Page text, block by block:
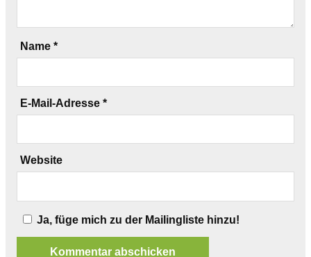
Name *
E-Mail-Adresse *
Website
Ja, füge mich zu der Mailingliste hinzu!